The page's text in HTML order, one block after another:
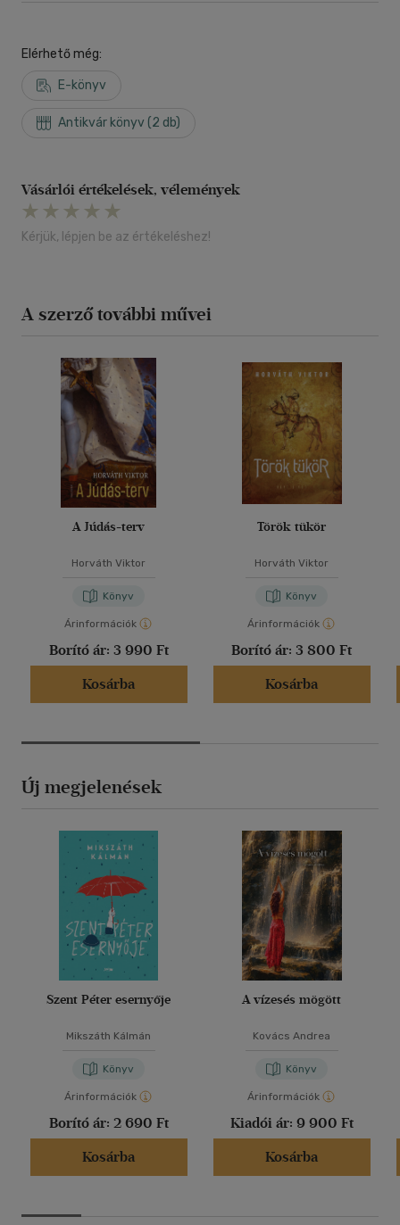
Elérhető még:
E-könyv
Antikvár könyv (2 db)
Vásárlói értékelések, vélemények
Kérjük, lépjen be az értékeléshez!
A szerző további művei
A Júdás-terv
Horváth Viktor
Könyv
Árinformációk
Borító ár: 3 990 Ft
Kosárba
Török tükör
Horváth Viktor
Könyv
Árinformációk
Borító ár: 3 800 Ft
Kosárba
Új megjelenések
Szent Péter esernyője
Mikszáth Kálmán
Könyv
Árinformációk
Borító ár: 2 690 Ft
Kosárba
A vízesés mögött
Kovács Andrea
Könyv
Árinformációk
Kiadói ár: 9 900 Ft
Kosárba